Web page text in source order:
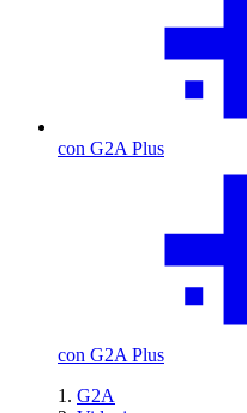
con G2A Plus
con G2A Plus
G2A